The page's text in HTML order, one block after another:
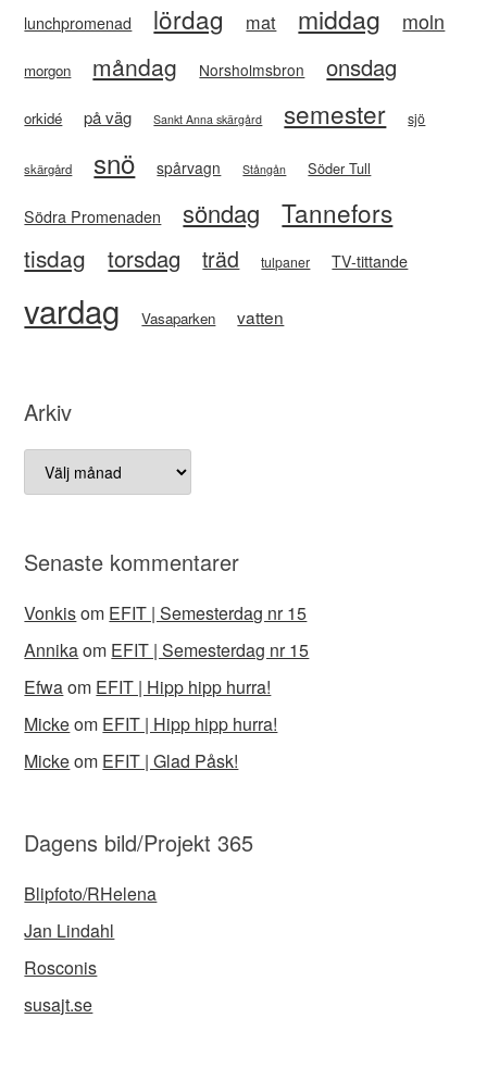
lunchpromenad lördag mat middag moln
morgon måndag Norsholmsbron onsdag
orkidé på väg Sankt Anna skärgård semester sjö
skärgård snö spårvagn Stångån Söder Tull
Södra Promenaden söndag Tannefors
tisdag torsdag träd tulpaner TV-tittande
vardag Vasaparken vatten
Arkiv
Arkiv
Senaste kommentarer
Vonkisom EFIT | Semesterdag nr 15
Annikaom EFIT | Semesterdag nr 15
Efwaom EFIT | Hipp hipp hurra!
Mickeom EFIT | Hipp hipp hurra!
Mickeom EFIT | Glad Påsk!
Dagens bild/Projekt 365
Blipfoto/RHelena
Jan Lindahl
Rosconis
susajt.se